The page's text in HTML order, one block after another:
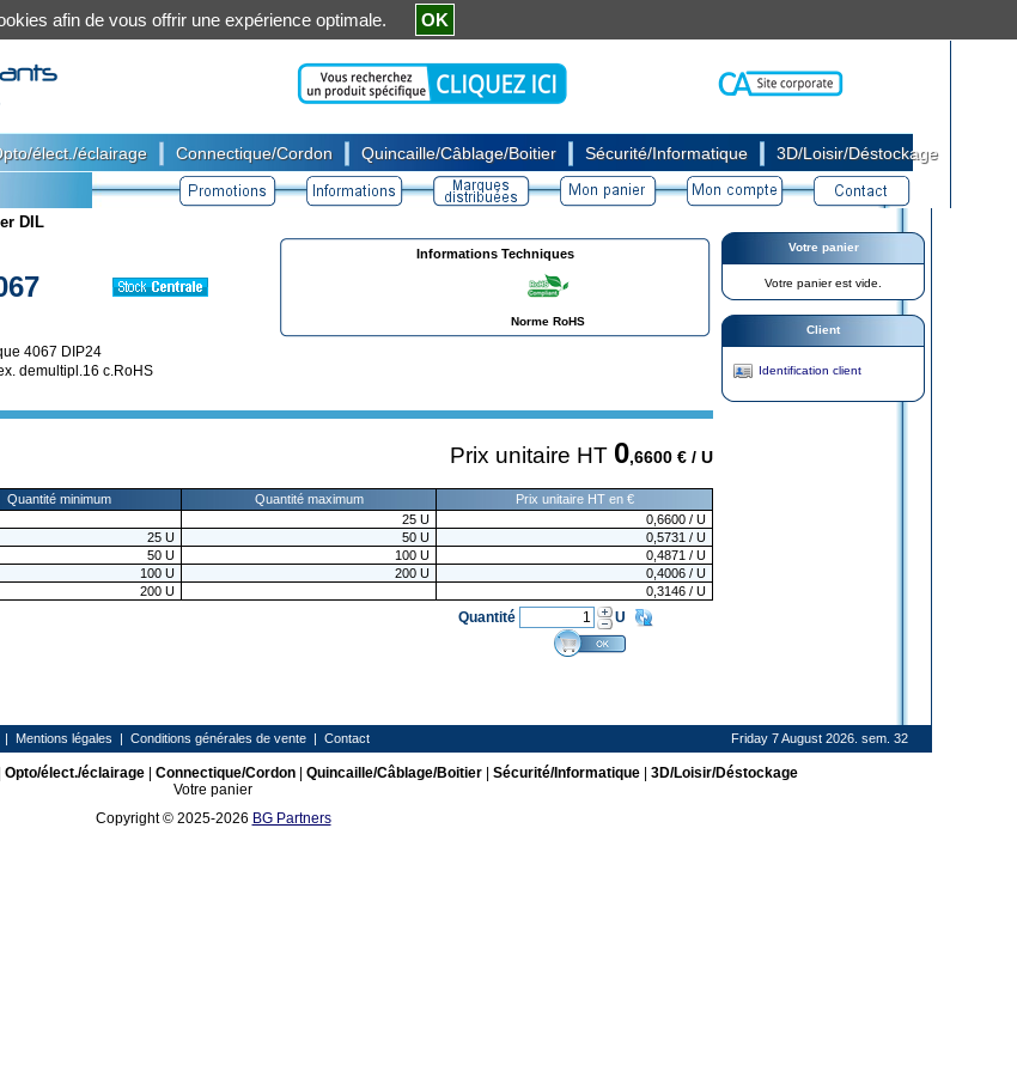
élect./éclairage Connectique/Cordon Quincaille/Câblage/Boitier Sécurité/Informatique 3D/Loisir/Déstockage
DIL
Informations Techniques
Norme RoHS
4067 DIP24
demultipl.16 c.RoHS
Prix unitaire HT 0,6600 € / U
Quantité minimum Quantité maximum
Prix unitaire HT en €
25 U 0,6600 / U
25 U 50 U 0,5731 / U
50 U 100 U 0,4871 / U
100 U 200 U 0,4006 / U
200 U 0,3146 / U
Quantité U
Votre panier
Votre panier est vide.
Client
Identification client
| Mentions légales | Conditions générales de vente | Contact Friday 7 August 2026. sem. 32
Opto/élect./éclairage| Connectique/Cordon| Quincaille/Câblage/Boitier| Sécurité/Informatique| 3D/Loisir/Déstockage
Votre panier
Copyright © 2025-2026 BG Partners
afin de vous offrir une expérience optimale. OK